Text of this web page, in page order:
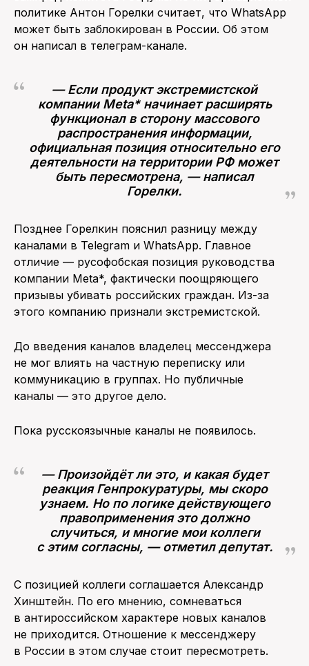
ПОИСК ПО САЙТУ
политике Антон Горелки считает, что WhatsApp
может быть заблокирован в России. Об этом
он написал в телеграм-канале.
— Если продукт экстремистской
компании Meta* начинает расширять
функционал в сторону массового
распространения информации,
официальная позиция относительно его
деятельности на территории РФ может
быть пересмотрена, — написал
Горелки.
Позднее Горелкин пояснил разницу между
каналами в Telegram и WhatsApp. Главное
отличие — русофобская позиция руководства
компании Meta*, фактически поощряющего
призывы убивать российских граждан. Из-за
этого компанию признали экстремистской.
До введения каналов владелец мессенджера
не мог влиять на частную переписку или
коммуникацию в группах. Но публичные
каналы — это другое дело.
Пока русскоязычные каналы не появилось.
— Произойдёт ли это, и какая будет
реакция Генпрокуратуры, мы скоро
узнаем. Но по логике действующего
правоприменения это должно
случиться, и многие мои коллеги
с этим согласны, — отметил депутат.
С позицией коллеги соглашается Александр
Хинштейн. По его мнению, сомневаться
в антироссийском характере новых каналов
не приходится. Отношение к мессенджеру
в России в этом случае стоит пересмотреть.